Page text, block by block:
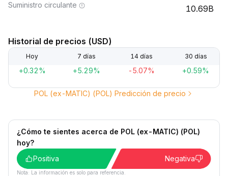
Suministro circulante 10.69B
Historial de precios (USD)
Hoy 7 días 14 días 30 días
+0.32% +5.29% -5.07% +0.59%
POL (ex-MATIC) (POL) Predicción de precio
¿Cómo te sientes acerca de POL (ex-MATIC) (POL)
hoy?
Positiva
Negativa
Nota: La información es solo para referencia.